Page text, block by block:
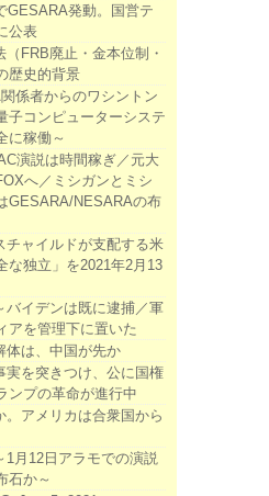
GESARA発動。国営テ
公表
（FRB廃止・金本位制・
歴史的背景
係者からのワシントン
子コンピューターシステ
に稼働～
演説は時間稼ぎ／元大
へ／ミシガンとミシ
GESARA/NESARAの布
チャイルドが支配する米
な独立」を2021年2月13
バイデンは既に逮捕／軍
アを管理下に置いた
体は、中国が先か
実を突きつけ、公に国権
ンプの革命が進行中
。アメリカは合衆国から
1月12日アラモでの演説
石か～